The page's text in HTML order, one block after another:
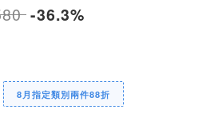
-36.3%
8月指定類別兩件88折